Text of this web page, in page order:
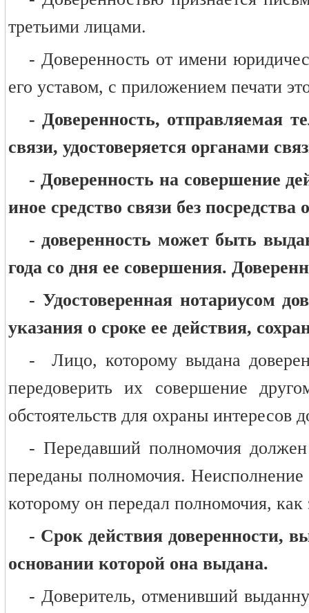
третьими лицами.
- Доверенность от имени
его уставом, с приложением печати
- Доверенность, отправляемая
связи, удостоверяется органами
- Доверенность на совершение
иное средство связи без
- доверенность может быть
года со дня ее совершения.
- Удостоверенная нотариусом
указания о сроке ее действия,
- Лицо, которому выдана
передоверить их совершение
обстоятельств для охраны интересов
- Передавший полномочия
переданы полномочия. Неисполнение
которому он передал полномочия, как
- Срок действия доверенности,
основании которой она выдана.
- Доверитель, отменивший